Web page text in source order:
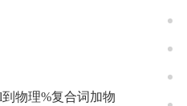
物理%复合词加物